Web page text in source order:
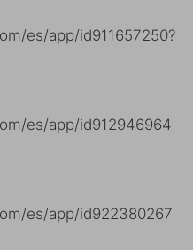
es/app/id911657250?
es/app/id912946964
es/app/id922380267